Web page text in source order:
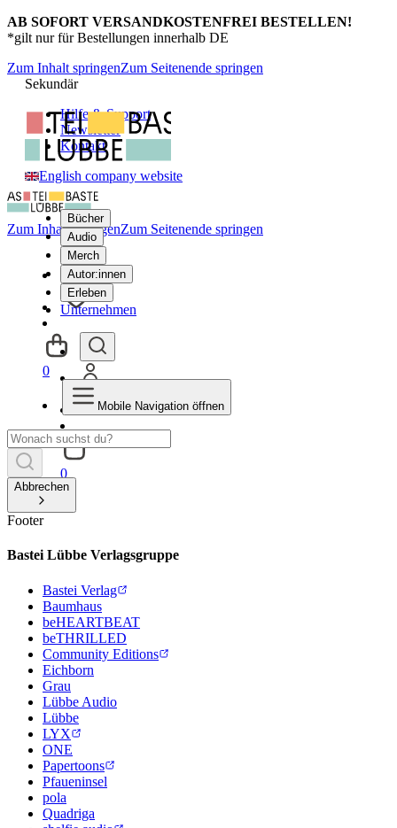
AB SOFORT VERSANDKOSTENFREI BESTELLEN!
*gilt nur für Bestellungen innerhalb DE
Zum Inhalt springenZum Seitenende springen
Sekundär
Hilfe & Support
Newsletter
Kontakt
English company website
Bücher
Audio
Merch
Autor:innen
Erleben
Unternehmen
0
Zum Inhalt springenZum Seitenende springen
0
Mobile Navigation öffnen
Abbrechen
Footer
Bastei Lübbe Verlagsgruppe
Bastei Verlag
Baumhaus
beHEARTBEAT
beTHRILLED
Community Editions
Eichborn
Grau
Lübbe Audio
Lübbe
LYX
ONE
Papertoons
Pfaueninsel
pola
Quadriga